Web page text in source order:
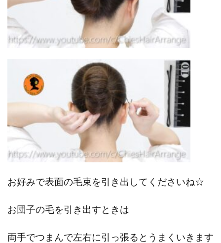
お好みで表面の毛束を引き出してくださいね☆
お団子の毛を引き出すときは
両手でつまんで左右に引っ張るとうまくいきます